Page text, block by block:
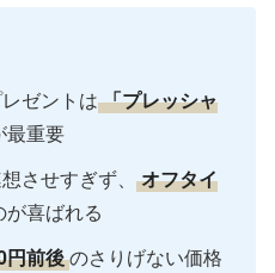
ゼントは「プレッシャ
最重要
させすぎず、オフタイ
が喜ばれる
円前後のさりげない価格